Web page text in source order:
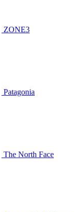
ZONE3
Patagonia
The North Face